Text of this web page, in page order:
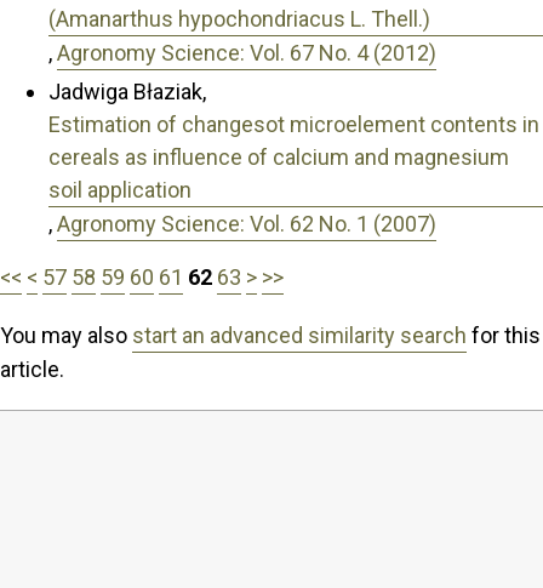
(Amanarthus hypochondriacus L. Thell.)
,Agronomy Science: Vol. 67 No. 4 (2012)
Jadwiga Błaziak,
Estimation of changesot microelement contents in
cereals as influence of calcium and magnesium
soil application
,Agronomy Science: Vol. 62 No. 1 (2007)
<< < 57 58 59 60 61 62 63 > >>
You may also start an advanced similarity search for this
article.